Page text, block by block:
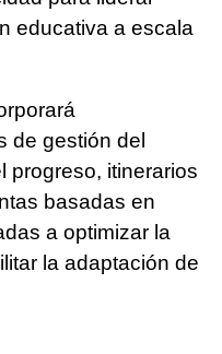
educativa a escala
de gestión del
progreso, itinerarios
basadas en
a optimizar la
la adaptación de